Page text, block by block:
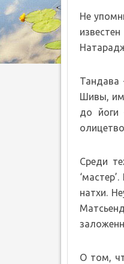
Не
Шивы, им
до йоги
Среди
натхи.
О том,